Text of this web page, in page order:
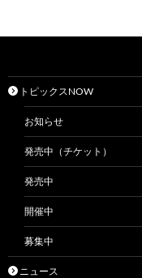
トピックスNOW
お知らせ
発売中（チケット）
発売中
開催中
募集中
ニュース